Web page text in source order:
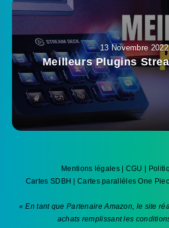
13 Novembre 2022
Meilleurs Plugins
Mentions légales| CGU |
Cartes SDBH |Cartes parallèles One
« En tant que Partenaire Amazon, le site
achats remplissant les